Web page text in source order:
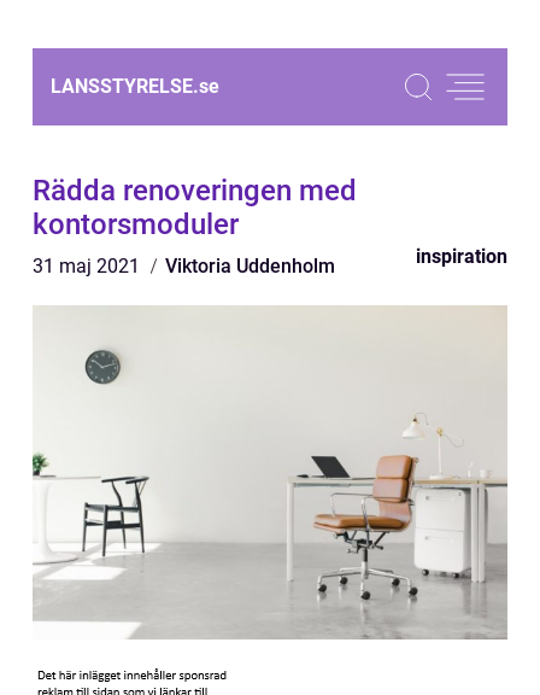
LANSSTYRELSE.se
Rädda renoveringen med
kontorsmoduler
31 maj 2021 Viktoria Uddenholm inspiration